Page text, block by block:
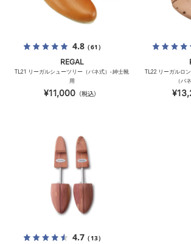
4.8（61）
REGAL
TL21 リーガルシューツリー（バネ式）- 紳士靴
用
¥11,000 （税込）
TL22 リーガルロ
（バ
4.7（13）